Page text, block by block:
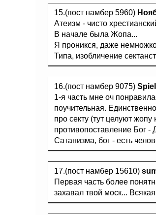
15.(пост намбер 5960)
Атеизм - чисто
В начале была Жопа...
Я проникся, даже
Типа, изобличение
16.(пост намбер 9075)
1-я часть мне оч
поучительная.
про секту (тут целуют
противопоставление Бог
Сатанизма, бог - есть
17.(пост намбер 15610)
Первая часть более
захавал твой моск...